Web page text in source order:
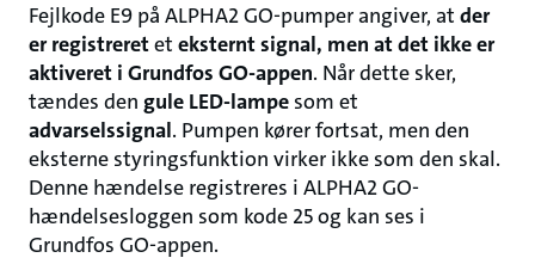
Fejlkode E9 på ALPHA2 GO-pumper angiver, at der
er registreretet eksternt signal, men at det ikke er
aktiveret i Grundfos GO-appen. Når dette sker,
tændes den gule LED-lampe som et
advarselssignal. Pumpen kører fortsat, men den
eksterne styringsfunktion virker ikke som den skal.
Denne hændelse registreres i ALPHA2 GO-
hændelsesloggen som kode 25 og kan ses i
Grundfos GO-appen.